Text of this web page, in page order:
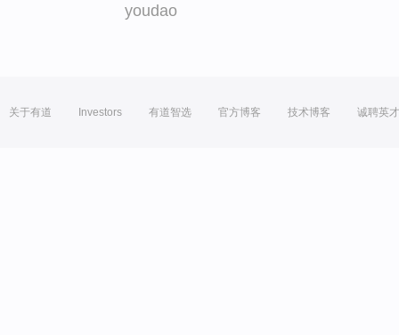
youdao
关于有道 Investors 有道智选 官方博客 技术博客 诚聘英才